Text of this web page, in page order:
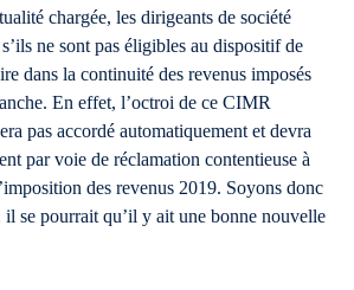
chargée, les dirigeants de société
ne sont pas éligibles au dispositif de
dans la continuité des revenus imposés
En effet, l’octroi de ce CIMR
pas accordé automatiquement et devra
par voie de réclamation contentieuse à
des revenus 2019. Soyons donc
il se pourrait qu’il y ait une bonne nouvelle